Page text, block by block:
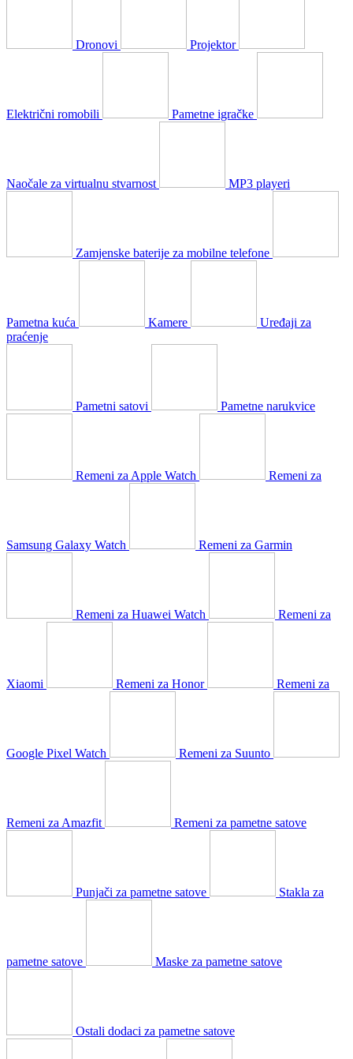
Dronovi Projektor
Električni romobili Pametne igračke
Naočale za virtualnu stvarnost MP3 playeri
Zamjenske baterije za mobilne telefone
Pametna kuća Kamere
Uređaji za
praćenje
Pametni satovi Pametne narukvice
Remeni za Apple Watch Remeni za
Samsung Galaxy Watch Remeni za Garmin
Remeni za Huawei Watch Remeni za
Xiaomi Remeni za Honor Remeni za
Google Pixel Watch Remeni za Suunto
Remeni za Amazfit Remeni za pametne satove
Punjači za pametne satove Stakla za
pametne satove Maske za pametne satove
Ostali dodaci za pametne satove